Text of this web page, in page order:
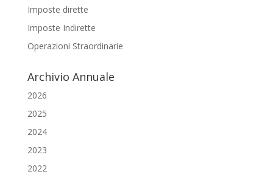
Imposte dirette
Imposte Indirette
Operazioni Straordinarie
Archivio Annuale
2026
2025
2024
2023
2022